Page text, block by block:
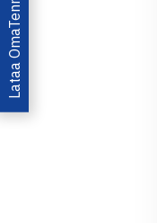
Lataa OmaTennis!